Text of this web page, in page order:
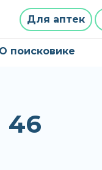
Для аптек
О поисковике
46